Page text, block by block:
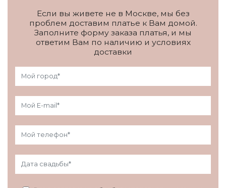
Если вы живете не в Москве, мы без
проблем доставим платье к Вам домой.
Заполните форму заказа платья, и мы
ответим Вам по наличию и условиях
доставки